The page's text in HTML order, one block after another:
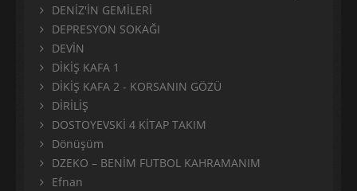
DENİZ'İN GEMİLERİ
DEPRESYON SOKAĞI
DEVİN
DİKİŞ KAFA 1
DİKİŞ KAFA 2 - KORSANIN GÖZÜ
DİRİLİŞ
DOSTOYEVSKİ 4 KİTAP TAKIM
Dönüşüm
DZEKO – BENİM FUTBOL KAHRAMANIM
Efnan